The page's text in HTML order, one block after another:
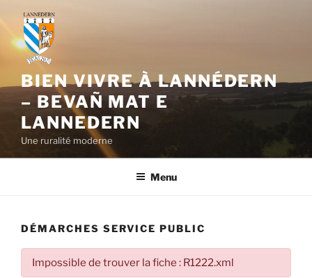
contenu
principal
BIEN VIVRE À LANNÉDERN
– BEVAÑ MAT E
LANNEDERN
Une ruralité moderne
Menu
DÉMARCHES SERVICE PUBLIC
Impossible de trouver la fiche : R1222.xml